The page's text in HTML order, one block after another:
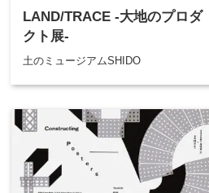
LAND/TRACE -大地のプロダ
クト展-
土のミュージアムSHIDO